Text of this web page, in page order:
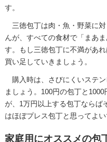
す。
三徳包丁は肉・魚・野菜に
んが、すべての食材で「まあ
す。もし三徳包丁に不満があ
買い足していきましょう。
購入時は、さびにくいステ
ましょう。100円の包丁と
が、1万円以上する包丁ならば
はほぼプレス包丁と思ってよい
家庭用にオススメの包